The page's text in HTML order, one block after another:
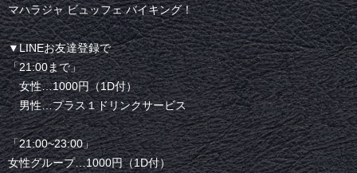
マハラジャ ビュッフェ バイキング！
▼LINEお友達登録で
「21:00まで」
女性…1000円（1D付）
男性…プラス１ドリンクサービス
「21:00~23:00」
女性グループ…1000円（1D付）